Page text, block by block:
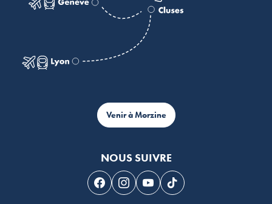
Venir à Morzine
NOUS SUIVRE
Suivez-nous sur Facebook
Suivez-nous sur Instagram
Suivez-nous sur Youtube
Suivez-nous sur